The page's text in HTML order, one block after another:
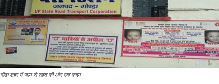
गोंडा शहर में जाम से राहत की ओर एक कदम